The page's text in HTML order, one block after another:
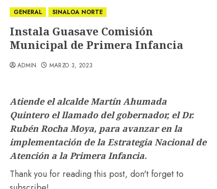
GENERAL SINALOA NORTE
Instala Guasave Comisión
Municipal de Primera Infancia
ADMIN MARZO 3, 2023
Atiende el alcalde Martín Ahumada
Quintero el llamado del gobernador, el Dr.
Rubén Rocha Moya, para avanzar en la
implementación de la Estrategia Nacional de
Atención a la Primera Infancia.
Thank you for reading this post, don't forget to